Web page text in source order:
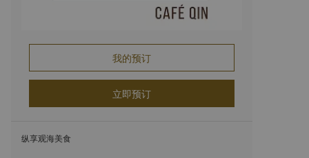
我的预订
立即预订
纵享观海美食